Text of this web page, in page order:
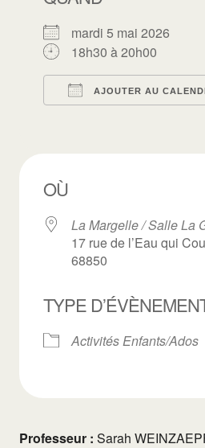
mardi 5 mai 2026
18h30 à 20h00
AJOUTER AU
OÙ
La Margelle / Salle La
17 rue de l’Eau qui
68850
TYPE
Activités Enfants/Ados
Professeur : Sarah